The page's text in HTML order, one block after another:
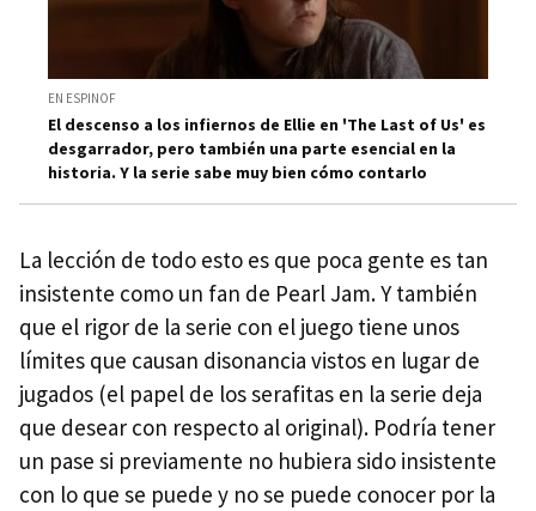
EN ESPINOF
El descenso a los infiernos de Ellie en 'The Last of Us' es
desgarrador, pero también una parte esencial en la
historia. Y la serie sabe muy bien cómo contarlo
La lección de todo esto es que poca gente es tan
insistente como un fan de Pearl Jam. Y también
que el rigor de la serie con el juego tiene unos
límites que causan disonancia vistos en lugar de
jugados (el papel de los serafitas en la serie deja
que desear con respecto al original). Podría tener
un pase si previamente no hubiera sido insistente
con lo que se puede y no se puede conocer por la